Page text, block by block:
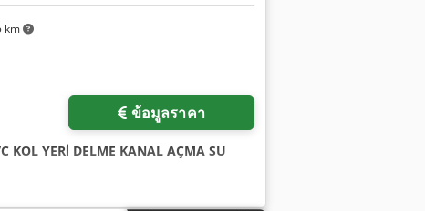
km
ข้อมูลราคา
KOL YERİ DELME KANAL AÇMA SU